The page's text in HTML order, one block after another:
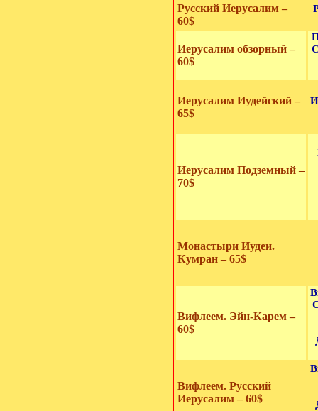
Русский Иерусалим –
60$
Иерусалим обзорный –
60$
Иерусалим Иудейский –
65$
Иерусалим Подземный –
70$
Монастыри Иудеи.
Кумран – 65$
Вифлеем. Эйн-Карем –
60$
Вифлеем. Русский
Иерусалим – 60$